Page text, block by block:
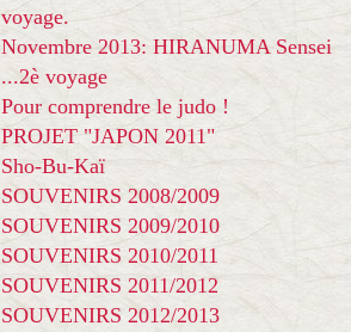
voyage.
Novembre 2013: HIRANUMA Sensei
...2è voyage
Pour comprendre le judo !
PROJET "JAPON 2011"
Sho-Bu-Kaï
SOUVENIRS 2008/2009
SOUVENIRS 2009/2010
SOUVENIRS 2010/2011
SOUVENIRS 2011/2012
SOUVENIRS 2012/2013